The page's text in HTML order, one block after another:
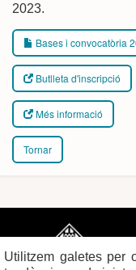
2023.
Bases i convocatòria
Butlleta d'inscripció
Més informació
Tornar
Utilitzem galetes per